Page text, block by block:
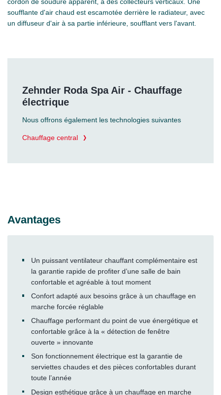
soufflante d'air chaud est escamotée derrière le radiateur, avec
un diffuseur d'air à sa partie inférieure, soufflant vers l'avant.
Zehnder Roda Spa Air - Chauffage
électrique
Nous offrons également les technologies suivantes
Chauffage central
Avantages
Un puissant ventilateur chauffant complémentaire est
la garantie rapide de profiter d’une salle de bain
confortable et agréable à tout moment
Confort adapté aux besoins grâce à un chauffage en
marche forcée réglable
Chauffage performant du point de vue énergétique et
confortable grâce à la « détection de fenêtre
ouverte » innovante
Son fonctionnement électrique est la garantie de
serviettes chaudes et des pièces confortables durant
toute l’année
Design esthétique grâce à un chauffage en marche